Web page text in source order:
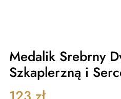
Medalik Srebrny
Szkaplerzną i